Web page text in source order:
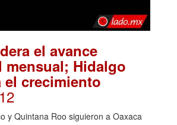
el avance
Hidalgo
el crecimiento
y Quintana Roo siguieron a Oaxaca